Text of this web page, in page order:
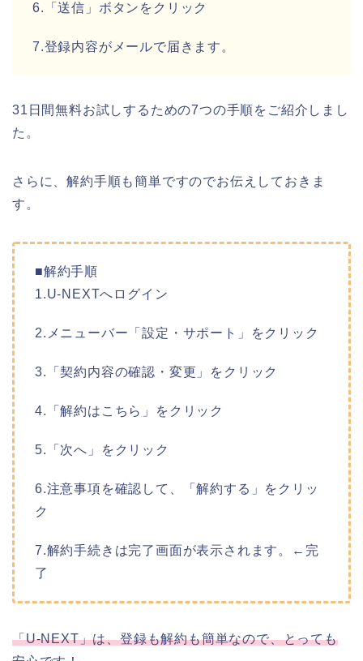
6.「送信」ボタンをクリック
7.登録内容がメールで届きます。
31日間無料お試しするための7つの手順をご紹介しまし
た。
さらに、解約手順も簡単ですのでお伝えしておきま
す。
■解約手順
1.U-NEXTへログイン
2.メニューバー「設定・サポート」をクリック
3.「契約内容の確認・変更」をクリック
4.「解約はこちら」をクリック
5.「次へ」をクリック
6.注意事項を確認して、「解約する」をクリッ
ク
7.解約手続きは完了画面が表示されます。←完
了
「U-NEXT」は、登録も解約も簡単なので、とっても